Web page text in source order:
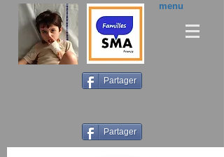
menu
Partager
Partager